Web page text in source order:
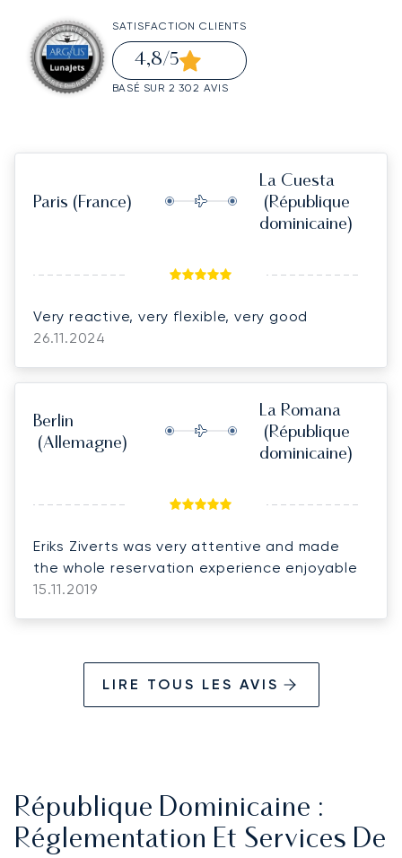
SATISFACTION CLIENTS
4,8/5
BASÉ SUR 2 302 AVIS
Paris (France)
La Cuesta
(République
dominicaine)
Very reactive, very flexible, very good
26.11.2024
Berlin
(Allemagne)
La Romana
(République
dominicaine)
Eriks Ziverts was very attentive and made
the whole reservation experience enjoyable
15.11.2019
LIRE TOUS LES AVIS
République Dominicaine :
Réglementation Et Services De